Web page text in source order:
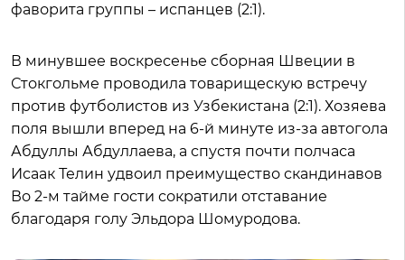
фаворита группы – испанцев (2:1).
В минувшее воскресенье сборная Швеции в
Стокгольме проводила товарищескую встречу
против футболистов из Узбекистана (2:1). Хозяева
поля вышли вперед на 6-й минуте из-за автогола
Абдуллы Абдуллаева, а спустя почти полчаса
Исаак Телин удвоил преимущество скандинавов
Во 2-м тайме гости сократили отставание
благодаря голу Эльдора Шомуродова.